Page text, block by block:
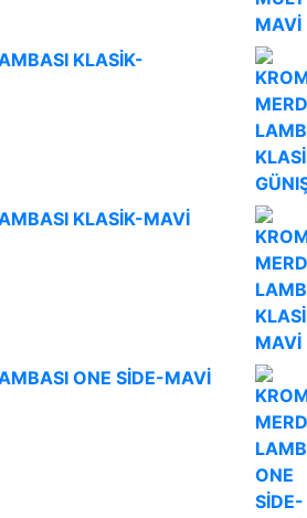
KLASİK-
KLASİK-MAVİ
ONE SİDE-MAVİ